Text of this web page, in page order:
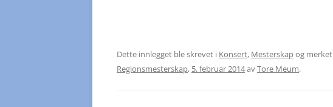
Dette innlegget ble skrevet i Konsert, Mesterskapog merket
Regionsmesterskap, 5. februar 2014avTore Meum.